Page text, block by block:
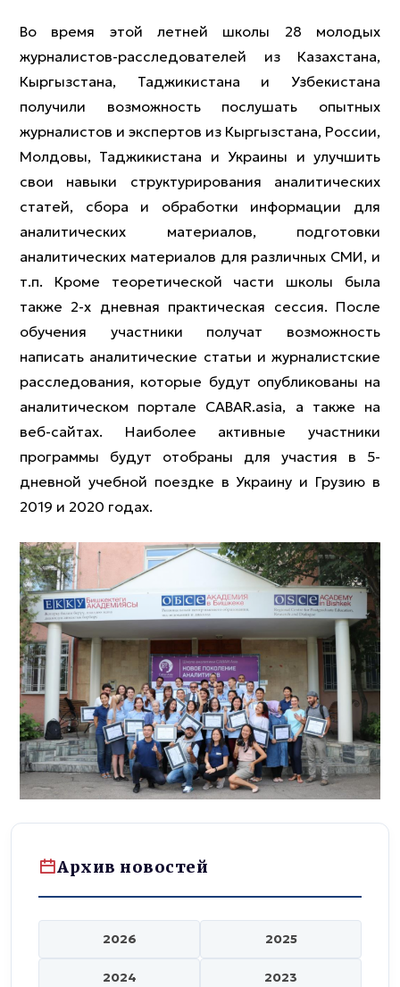
Во время этой летней школы 28 молодых
журналистов-расследователей из Казахстана,
Кыргызстана, Таджикистана и Узбекистана
получили возможность послушать опытных
журналистов и экспертов из Кыргызстана, России,
Молдовы, Таджикистана и Украины и улучшить
свои навыки структурирования аналитических
статей, сбора и обработки информации для
аналитических материалов, подготовки
аналитических материалов для различных СМИ, и
т.п. Кроме теоретической части школы была
также 2-х дневная практическая сессия. После
обучения участники получат возможность
написать аналитические статьи и журналистские
расследования, которые будут опубликованы на
аналитическом портале CABAR.asia, а также на
веб-сайтах. Наиболее активные участники
программы будут отобраны для участия в 5-
дневной учебной поездке в Украину и Грузию в
2019 и 2020 годах.
Архив новостей
2026 2025
2024 2023